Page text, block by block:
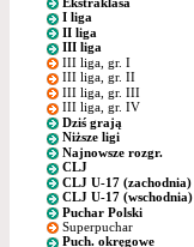
I liga
II liga
III liga
III liga, gr. I
III liga, gr. II
III liga, gr. III
III liga, gr. IV
Dziś grają
Niższe ligi
Najnowsze rozgr.
CLJ
CLJ U-17 (zachodnia)
CLJ U-17 (wschodnia)
Puchar Polski
Superpuchar
Puch. okręgowe